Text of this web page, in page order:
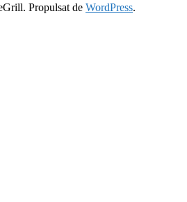
Propulsat de WordPress.